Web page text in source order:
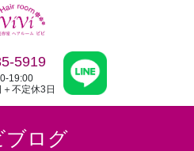
5919
19:00
不定休3日
ブログ